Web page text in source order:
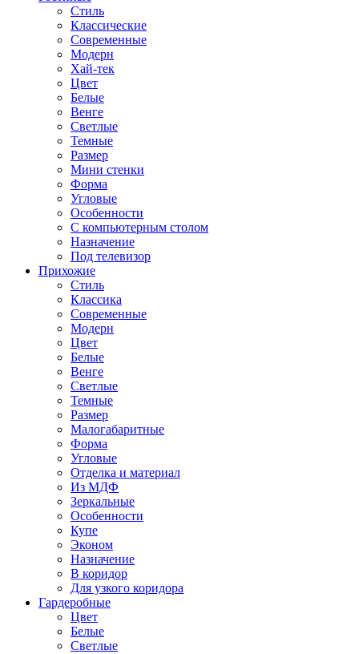
Стиль
Классические
Современные
Модерн
Хай-тек
Цвет
Белые
Венге
Светлые
Темные
Размер
Мини стенки
Форма
Угловые
Особенности
С компьютерным столом
Назначение
Под телевизор
Прихожие
Стиль
Классика
Современные
Модерн
Цвет
Белые
Венге
Светлые
Темные
Размер
Малогабаритные
Форма
Угловые
Отделка и материал
Из МДФ
Зеркальные
Особенности
Купе
Эконом
Назначение
В коридор
Для узкого коридора
Гардеробные
Цвет
Белые
Светлые